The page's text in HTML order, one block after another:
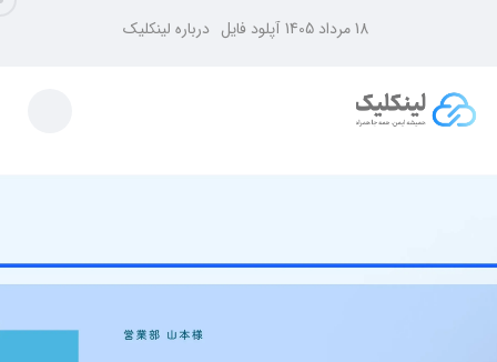
18 مرداد 1405 آپلود فایل درباره لینکلیک